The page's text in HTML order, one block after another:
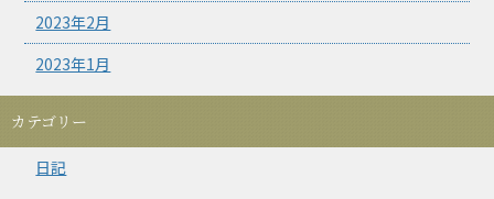
2023年2月
2023年1月
カテゴリー
日記